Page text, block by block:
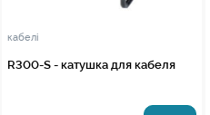
кабелі
R300-S - катушка для кабеля